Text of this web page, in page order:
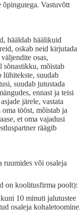
õpingutega. Vastuvõtt
hääldab häälikuid
oskab neid kirjutada
osas,
sõnastikku, mõistab
lühitekste, suudab
suudab jutustada
ennast ja teisi
järele, vastata
tööst, mõistab ja
et oma vajadusi
räägib
ruumides või osaleja
on koolitusfirma poolt):
10 minuti jalutustee
osaleja